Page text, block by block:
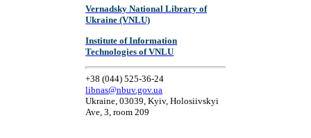
Vernadsky National Library of
Ukraine (VNLU)
Institute of Information
Technologies of VNLU
+38 (044) 525-36-24
libnas@nbuv.gov.ua
Ukraine, 03039, Kyiv, Holosiivskyi
Ave, 3, room 209